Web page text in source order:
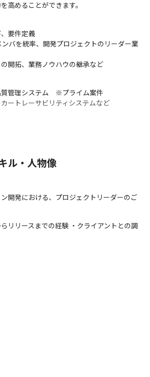
高めることができます。
要件定義
ンバを統率、開発プロジェクトのリーダー業
開拓、業務ノウハウの継承など
管理システム　※プライム案件
ートレーサビリティシステムなど
ル・人物像
開発における、プロジェクトリーダーのご
らリリースまでの経験 ・クライアントとの調